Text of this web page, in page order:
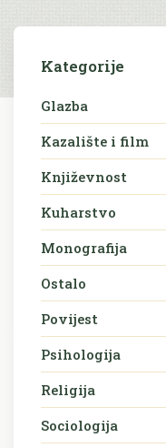
Kategorije
Glazba
Kazalište i film
Književnost
Kuharstvo
Monografija
Ostalo
Povijest
Psihologija
Religija
Sociologija